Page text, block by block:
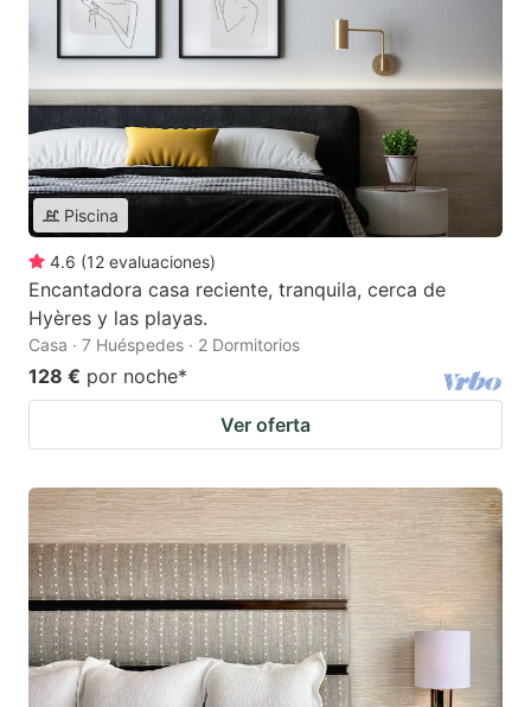
Piscina
4.6 (12 evaluaciones)
Encantadora casa reciente, tranquila, cerca de
Hyères y las playas.
Casa · 7 Huéspedes · 2 Dormitorios
128 € por noche*
Ver oferta